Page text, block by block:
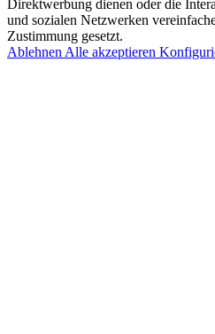
Direktwerbung dienen oder die
und sozialen Netzwerken
Zustimmung gesetzt.
Ablehnen Alle akzeptieren